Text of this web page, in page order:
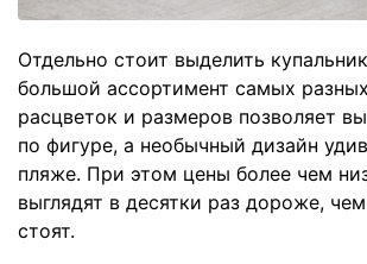
Отдельно стоит выделить
большой ассортимент самых
расцветок и размеров позволяет
по фигуре, а необычный дизайн
пляже. При этом цены более чем
выглядят в десятки раз дороже,
стоят.